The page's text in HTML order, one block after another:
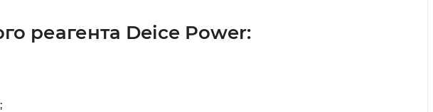
реагента Deice Power: